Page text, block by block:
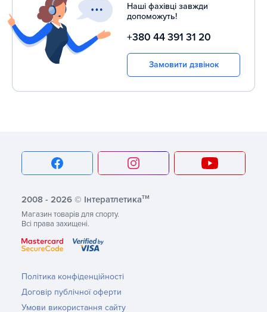
Наші фахівці завжди
допоможуть!
+380 44 391 31 20
Замовити дзвінок
2008 - 2026 © Інтератлетикатм
Магазин товарів для спорту.
Всі права захищені.
Політика конфіденційності
Договір публічної оферти
Умови використання сайту